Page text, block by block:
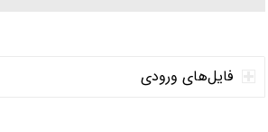
فایل‌های ورودی